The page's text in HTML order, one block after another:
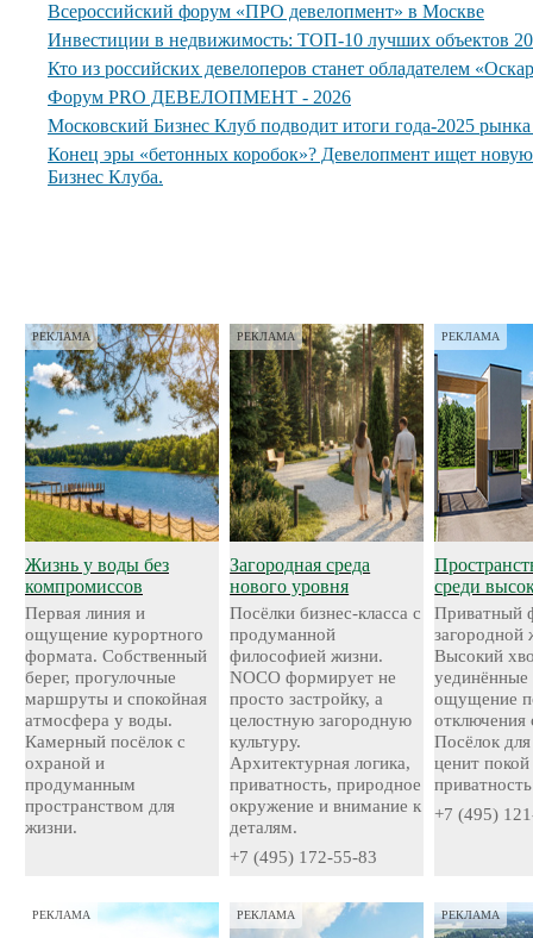
Всероссийский форум «ПРО девелопмент» в Москве
Инвестиции в недвижимость: ТОП-10 лучших объектов
Кто из российских девелоперов станет обладателем
Форум PRO ДЕВЕЛОПМЕНТ - 2026
Московский Бизнес Клуб подводит итоги года-2025
Конец эры «бетонных коробок»? Девелопмент ищет
Бизнес Клуба.
РЕКЛАМА
Жизнь у воды без
компромиссов
Первая линия и
ощущение курортного
формата. Собственный
берег, прогулочные
маршруты и спокойная
атмосфера у воды.
Камерный посёлок с
охраной и
продуманным
пространством для
жизни.
РЕКЛАМА
Загородная среда
нового уровня
Посёлки бизнес-класса с
продуманной
философией жизни.
NOCO формирует не
просто застройку, а
целостную загородную
культуру.
Архитектурная логика,
приватность, природное
окружение и внимание к
деталям.
+7 (495) 172-55-83
РЕКЛАМА
среди
Приватный
загородной
Высокий
уединённые
ощущение
отключения
Посёлок
ценит
приватность
+7 (495)
РЕКЛАМА РЕКЛАМА РЕКЛАМА